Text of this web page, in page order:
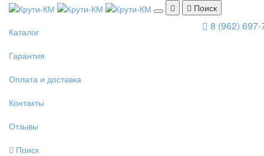
Поиск
8 (962)
Каталог
Гарантия
Оплата и доставка
Контакты
Отзывы
Поиск